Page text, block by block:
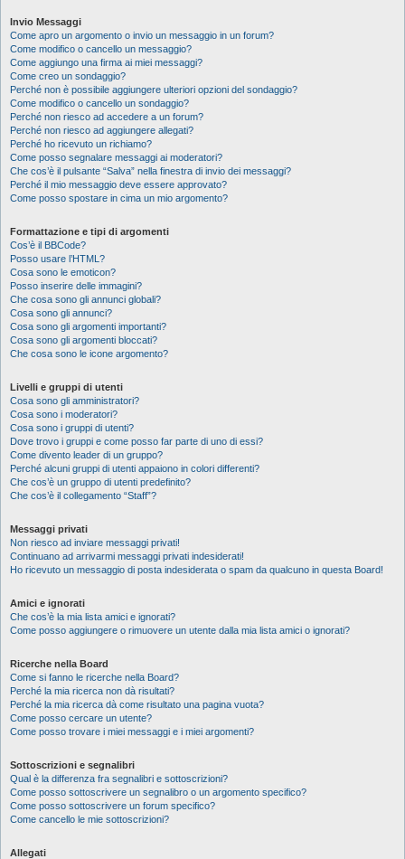
Invio Messaggi
Come apro un argomento o invio un messaggio in un forum?
Come modifico o cancello un messaggio?
Come aggiungo una firma ai miei messaggi?
Come creo un sondaggio?
Perché non è possibile aggiungere ulteriori opzioni del sondaggio?
Come modifico o cancello un sondaggio?
Perché non riesco ad accedere a un forum?
Perché non riesco ad aggiungere allegati?
Perché ho ricevuto un richiamo?
Come posso segnalare messaggi ai moderatori?
Che cos’è il pulsante “Salva” nella finestra di invio dei messaggi?
Perché il mio messaggio deve essere approvato?
Come posso spostare in cima un mio argomento?
Formattazione e tipi di argomenti
Cos’è il BBCode?
Posso usare l’HTML?
Cosa sono le emoticon?
Posso inserire delle immagini?
Che cosa sono gli annunci globali?
Cosa sono gli annunci?
Cosa sono gli argomenti importanti?
Cosa sono gli argomenti bloccati?
Che cosa sono le icone argomento?
Livelli e gruppi di utenti
Cosa sono gli amministratori?
Cosa sono i moderatori?
Cosa sono i gruppi di utenti?
Dove trovo i gruppi e come posso far parte di uno di essi?
Come divento leader di un gruppo?
Perché alcuni gruppi di utenti appaiono in colori differenti?
Che cos’è un gruppo di utenti predefinito?
Che cos’è il collegamento “Staff”?
Messaggi privati
Non riesco ad inviare messaggi privati!
Continuano ad arrivarmi messaggi privati indesiderati!
Ho ricevuto un messaggio di posta indesiderata o spam da qualcuno in questa Board!
Amici e ignorati
Che cos’è la mia lista amici e ignorati?
Come posso aggiungere o rimuovere un utente dalla mia lista amici o ignorati?
Ricerche nella Board
Come si fanno le ricerche nella Board?
Perché la mia ricerca non dà risultati?
Perché la mia ricerca dà come risultato una pagina vuota?
Come posso cercare un utente?
Come posso trovare i miei messaggi e i miei argomenti?
Sottoscrizioni e segnalibri
Qual è la differenza fra segnalibri e sottoscrizioni?
Come posso sottoscrivere un segnalibro o un argomento specifico?
Come posso sottoscrivere un forum specifico?
Come cancello le mie sottoscrizioni?
Allegati